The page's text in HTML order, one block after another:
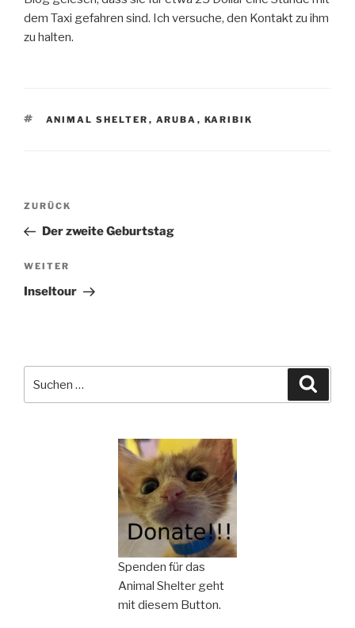
dem Taxi gefahren sind. Ich versuche, den Kontakt zu ihm
zu halten.
SCHLAGWÖRTER
ANIMAL SHELTER , ARUBA , KARIBIK
Beitragsnavigation
Vorheriger
Beitrag
ZURÜCK
Der zweite Geburtstag
Nächster
Beitrag
WEITER
Inseltour
Spenden für das
Animal Shelter geht
mit diesem Button.